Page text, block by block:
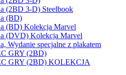
(2BD 3-D) Steelbook
(BD)
(BD) Kolekcja Marvel
(DVD) Kolekcja Marvel
Wydanie specjalne z plakatem
GRY (2BD)
GRY (2BD) KOLEKCJA